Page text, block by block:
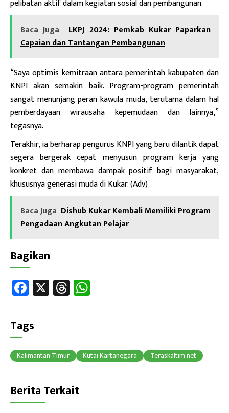
pelibatan aktif dalam kegiatan sosial dan pembangunan.
Baca Juga
LKPJ 2024: Pemkab Kukar Paparkan
Capaian dan Tantangan Pembangunan
“Saya optimis kemitraan antara pemerintah kabupaten dan
KNPI akan semakin baik. Program-program pemerintah
sangat menunjang peran kawula muda, terutama dalam hal
pemberdayaan wirausaha kepemudaan dan lainnya,”
tegasnya.
Terakhir, ia berharap pengurus KNPI yang baru dilantik dapat
segera bergerak cepat menyusun program kerja yang
konkret dan membawa dampak positif bagi masyarakat,
khususnya generasi muda di Kukar. (Adv)
Baca Juga Dishub Kukar Kembali Memiliki Program
Pengadaan Angkutan Pelajar
Bagikan
Fa
ce
b
o
ok
X T
hr
p
p
Tags
Kalimantan Timur Kutai Kartanegara Teraskaltim.net
Berita Terkait